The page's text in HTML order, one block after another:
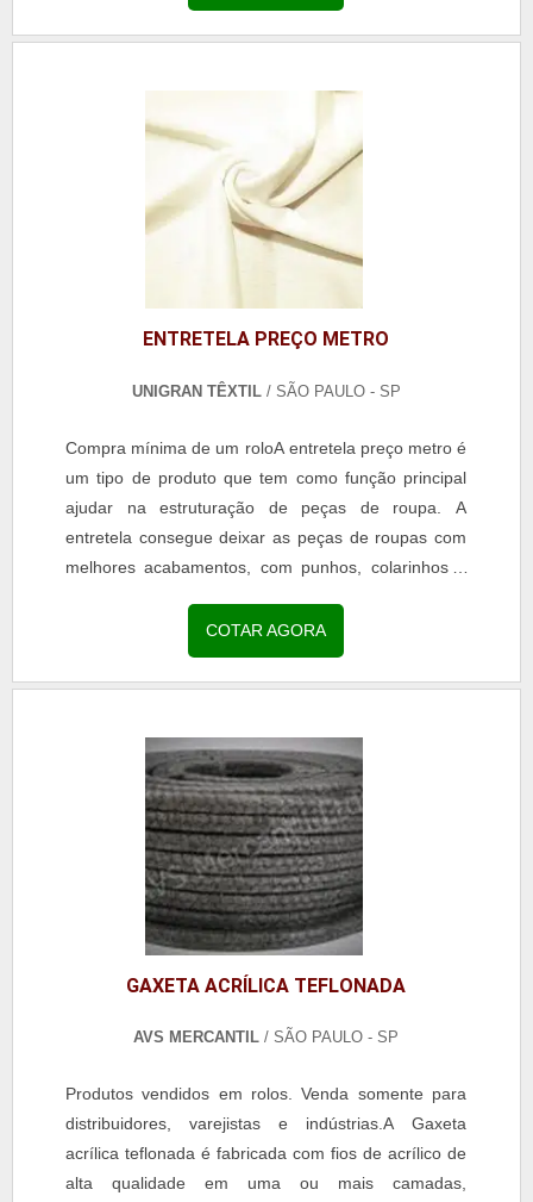
ENTRETELA PREÇO METRO
UNIGRAN TÊXTIL/ SÃO PAULO - SP
Compra mínima de um roloA entretela preço metro é
um tipo de produto que tem como função principal
ajudar na estruturação de peças de roupa. A
entretela consegue deixar as peças de roupas com
melhores acabamentos, com punhos, colarinhos e
COTAR AGORA
GAXETA ACRÍLICA TEFLONADA
AVS MERCANTIL / SÃO PAULO - SP
Produtos vendidos em rolos. Venda somente para
distribuidores, varejistas e indústrias.A Gaxeta
acrílica teflonada é fabricada com fios de acrílico de
alta qualidade em uma ou mais camadas,